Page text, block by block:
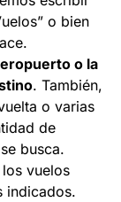
o bien
.
o la
. También,
o varias
de
busca.
vuelos
indicados.